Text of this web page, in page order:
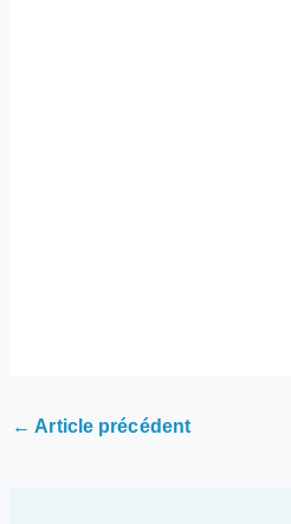
← Article précédent